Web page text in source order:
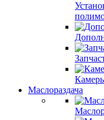
Маслораздача